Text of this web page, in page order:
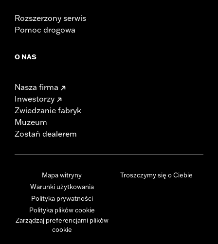
Rozszerzony serwis
Pomoc drogowa
O NAS
Nasza firma
Inwestorzy
Zwiedzanie fabryk
Muzeum
Zostań dealerem
Mapa witryny
Warunki użytkowania
Polityka prywatności
Polityka plików cookie
Zarządzaj preferencjami plików
cookie
Troszczymy się o Ciebie